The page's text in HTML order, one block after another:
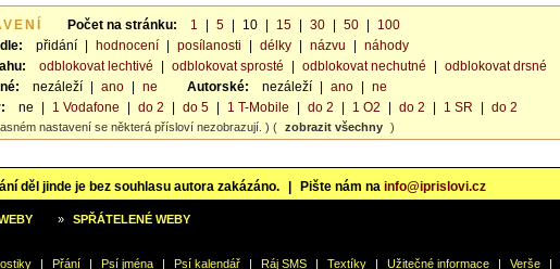
Počet na stránku: 1 5 10 15 30 50
100
přidání hodnocení posílanosti délky názvu
náhody
odblokovat lechtivé odblokovat sprosté odblokovat nechutné
odblokovat drsné
nezáleží ano ne Autorské: nezáleží ano
ne
ne 1 Vodafone do 2 do 5 1 T-Mobile do 2 1 O2 do 2 1 SR do 2
nastavení se některá přísloví nezobrazují. ) ( zobrazit všechny )
děl jinde je bez souhlasu autora zakázáno. Pište nám na info@iprislovi.cz
» SPŘÁTELENÉ WEBY
| Přání | Psí jména | Psí kalendář | Ráj SMS | Textíky | Užitečné informace | Verše |